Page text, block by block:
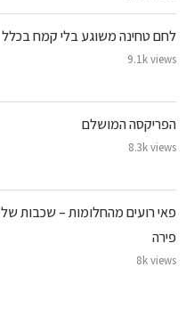
לחם טחינה משוגע בלי קמח בכלל
9.1k views
הפריקסה המושלם
8.3k views
פאי רועים מהחלומות – שכבות
פירה
8k views